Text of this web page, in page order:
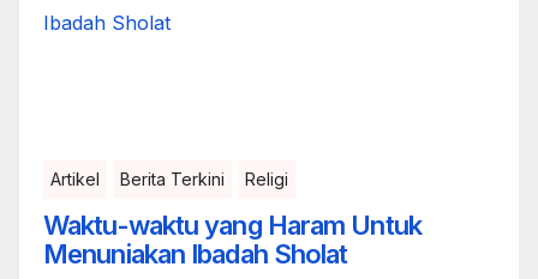
Artikel Berita Terkini Religi
Waktu-waktu yang Haram Untuk
Menuniakan Ibadah Sholat